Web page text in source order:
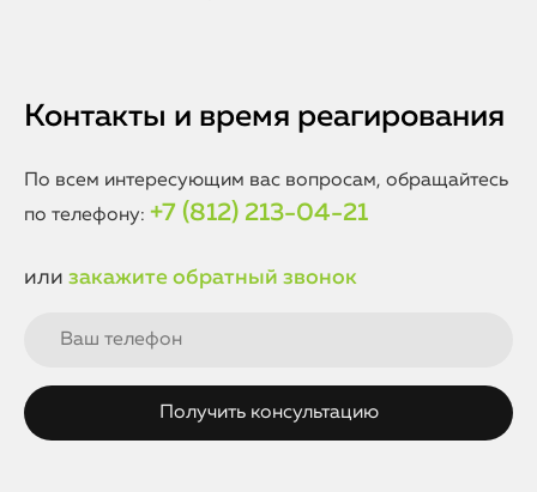
Контакты и время реагирования
По всем интересующим вас вопросам, обращайтесь
по телефону: +7 (812) 213-04-21
или закажите обратный звонок